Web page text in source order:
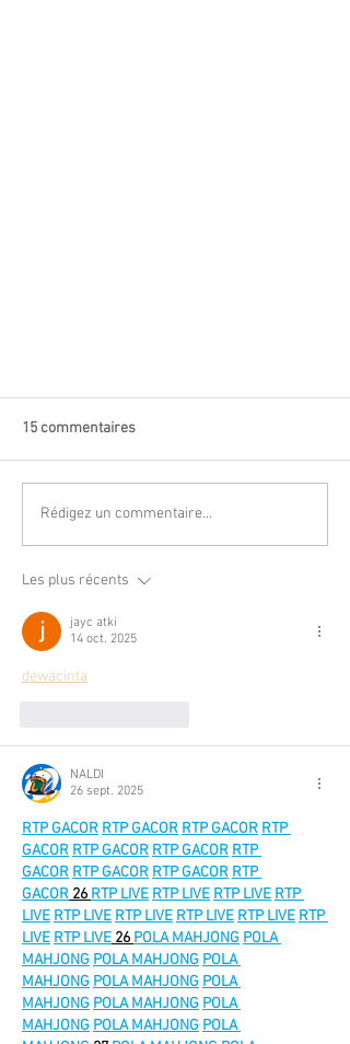
15 commentaires
Rédigez un commentaire...
Les plus récents
jayc atki
14 oct. 2025
dewacinta
NALDI
26 sept. 2025
RTP GACOR RTP GACOR RTP GACOR RTP
GACOR RTP GACOR RTP GACOR RTP
GACOR RTP GACOR RTP GACOR RTP
GACOR 26 RTP LIVE RTP LIVE RTP LIVE RTP
LIVE RTP LIVE RTP LIVE RTP LIVE RTP LIVE RTP
LIVE RTP LIVE 26 POLA MAHJONG POLA
MAHJONG POLA MAHJONG POLA
MAHJONG POLA MAHJONG POLA
MAHJONG POLA MAHJONG POLA
MAHJONG POLA MAHJONG POLA